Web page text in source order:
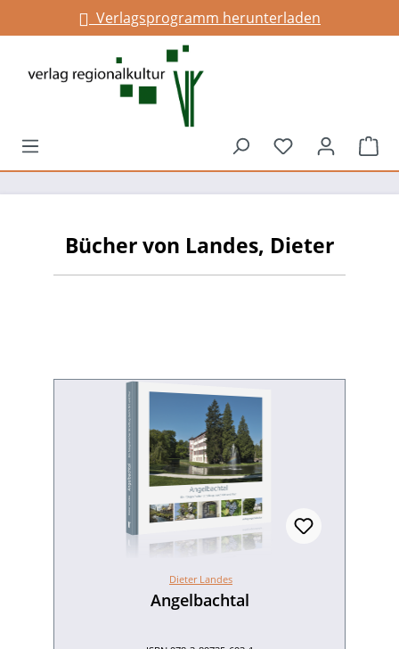
springenVerlagsprogramm herunterladen
Du hast 0
Bücher von Landes, Dieter
Dieter Landes
Angelbachtal